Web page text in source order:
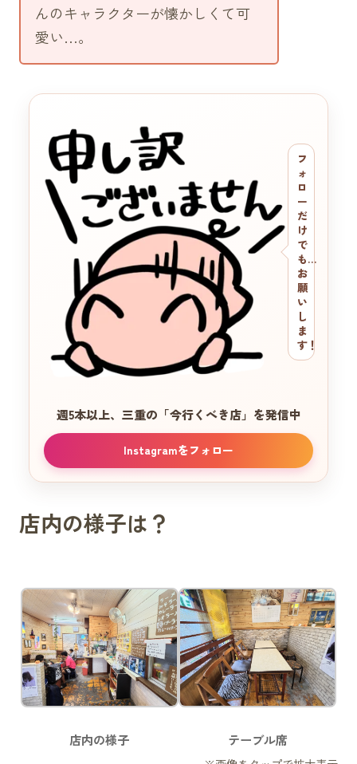
んのキャラクターが懐かしくて可
愛い…。
フ
ォ
ロ
ー
だ
け
で
も…
お
願
い
し
ま
す！
週5本以上、三重の 「今行くべき店」を発信中
Instagramをフォロー
店内の様子は？
店内の様子 テーブル席